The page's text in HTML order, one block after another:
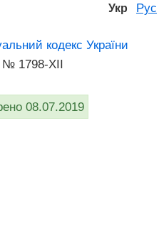
Укр Рус
кодекс України
№ 1798-XII
08.07.2019